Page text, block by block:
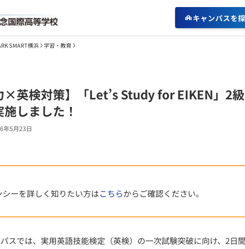
キャンパスを
SMART横浜 学習・教育
×英検対策】「Let’s Study for EIKEN」2
しました！
年5月23日
ーを詳しく知りたい方はこちらからご確認ください。
スでは、実用英語技能検定（英検）の一次試験突破に向け、2日